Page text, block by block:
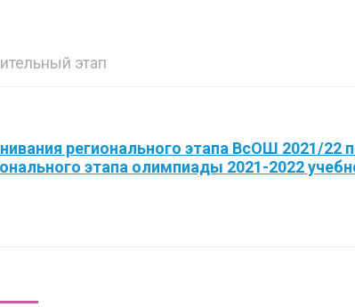
этап
регионального этапа ВсОШ 2021/22
этапа олимпиады 2021-2022